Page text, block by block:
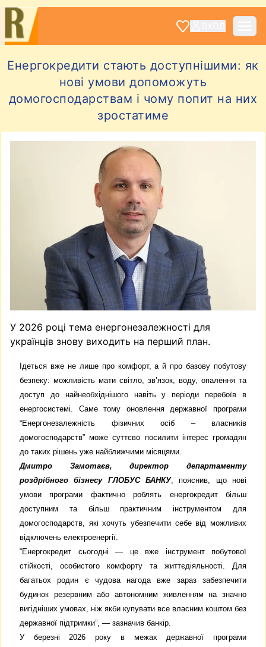
Енергокредити стають доступнішими: як
нові умови допоможуть
домогосподарствам і чому попит на них
зростатиме
У 2026 році тема енергонезалежності для
українців знову виходить на перший план.
Ідеться вже не лише про комфорт, а й про базову побутову
безпеку: можливість мати світло, зв’язок, воду, опалення та
доступ до найнеобхіднішого навіть у періоди перебоїв в
енергосистемі. Саме тому оновлення державної програми
“Енергонезалежність фізичних осіб – власників
домогосподарств” може суттєво посилити інтерес громадян
до таких рішень уже найближчими місяцями.
Дмитро Замотаєв, директор департаменту
роздрібного бізнесу ГЛОБУС БАНКУ, пояснив, що нові
умови програми фактично роблять енергокредит більш
доступним та більш практичним інструментом для
домогосподарств, які хочуть убезпечити себе від можливих
відключень електроенергії.
“Енергокредит сьогодні — це вже інструмент побутової
стійкості, особистого комфорту та життєдіяльності. Для
багатьох родин є чудова нагода вже зараз забезпечити
будинок резервним або автономним живленням на значно
вигідніших умовах, ніж якби купувати все власним коштом без
державної підтримки”, — зазначив банкір.
У березні 2026 року в межах державної програми